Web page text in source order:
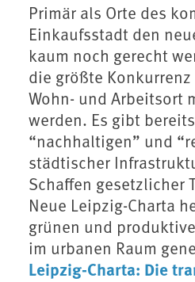
Primär als Orte des
Einkaufsstadt den
kaum noch gerecht
die größte
Wohn- und Arbeitsort
werden. Es gibt
“nachhaltigen” und
städtischer
Schaffen gesetzlicher
Neue Leipzig-Charta
grünen und
im urbanen Raum
Leipzig-Charta: Die